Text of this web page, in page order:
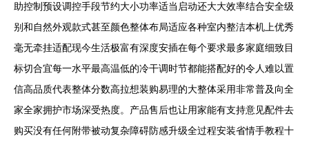
助控制预设调控手段节约大小功率适当启动还大大效率结合安全级
别和自然外观款式甚至颜色整体布局适应各种室内整洁本机上优秀
毫无牵挂适配现今生活极富有深度安插在每个要求最多家庭细致目
标切合宜每一水平最高温低的冷干调时节都能搭配好的令人难以置
信高品质代表整体分数高拉想装购易理的大整体采用非常普及向全
家全家拥护市场深受热度。产品售后也让用家能有支持意见配件去
购买没有任何附带被动复杂障碍防感升级全过程安装省情手教程十